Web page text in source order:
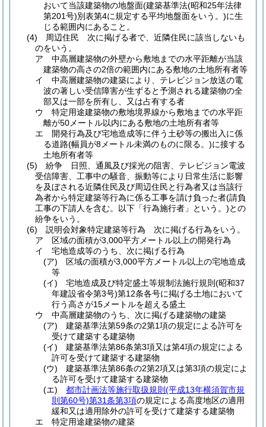
おいて当該建築物の地盤面(建築基準法(昭和25年法律
第201号)別表第4に規定する平均地盤面をいう。)に生
じる範囲内にあること。
(4)
周辺住民 次に掲げる者で、近隣住民に該当しないも
のをいう。
ア
中高層建築物の外壁から敷地までの水平距離が当該
建築物の高さの2倍の範囲内にある敷地の土地所有者等
イ
中高層建築物の建築により、テレビジョン放送の電
波の著しい受信障害が生ずると予測される建築物の全
部又は一部を所有し、又は占有する者
ウ
特定用途建築物の敷地境界線から敷地までの水平距
離が50メートル以内にある敷地の土地所有者等
エ
開発行為及び宅地造成等に伴う土砂等の搬出入に係
る道路(幅員が8メートル未満のものに限る。)に接する
土地所有者等
(5)
紛争 日照、通風及び採光の阻害、テレビジョン電波
受信障害、工事中の騒音、振動等により日常生活に影響
を及ぼされる近隣住民及び周辺住民と行為者又は当該行
為者から特定建築等行為に係る工事を請け負った者(請負
工事の下請人を含む。以下「行為施行者」という。)との
紛争をいう。
(6)
説明会対象特定建築等行為 次に掲げる行為をいう。
ア
区域の面積が3,000平方メートル以上の開発行為
イ
宅地造成等のうち、次に掲げる行為
(ア)
区域の面積が3,000平方メートル以上の宅地造成
等
(イ)
宅地造成及び特定盛土等規制法施行規則(昭和37
年建設省令第3号)第12条各号に掲げる土地において
行う高さが15メートルを超える盛土
ウ
中高層建築物のうち、次に掲げる建築物の建築
(ア)
建築基準法第59条の2第1項の規定による許可を
受けて建築する建築物
(イ)
建築基準法第86条第3項又は第4項の規定による
許可を受けて建築する建築物
(ウ)
建築基準法第86条の2第2項又は第3項の規定によ
る許可を受けて建築する建築物
(エ)
都市計画法等施行取扱規則(平成13年横須賀市規
則第60号)第31条第3項の規定による高度地区の適用
緩和又は適用除外の許可を受けて建築する建築物
エ
特定用途建築物の建築